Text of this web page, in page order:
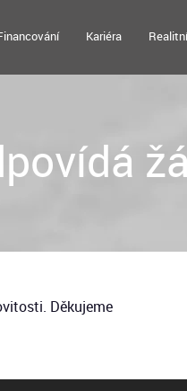
Kariéra
Děkujeme